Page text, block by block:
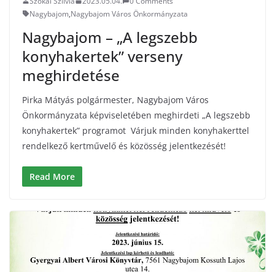
Nagybajom,Nagybajom Város Önkormányzata
Nagybajom – „A legszebb
konyhakertek” verseny
meghirdetése
Pirka Mátyás polgármester, Nagybajom Város
Önkormányzata képviseletében meghirdeti „A legszebb
konyhakertek” programot Várjuk minden konyhakerttel
rendelkező kertművelő és közösség jelentkezését!
Read More